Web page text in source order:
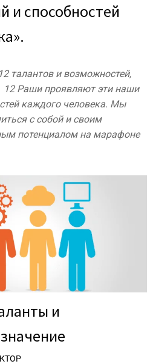
и способностей
талантов и возможностей,
Раши проявляют эти наши
каждого человека. Мы
с собой и своим
потенциалом на марафоне
и